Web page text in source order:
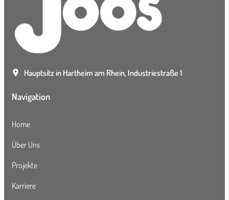
Hauptsitz in Hartheim am Rhein, Industriestraße 1
Navigation
Home
Über Uns
Projekte
Karriere